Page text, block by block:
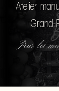
Atelier
Grand-
Pour les